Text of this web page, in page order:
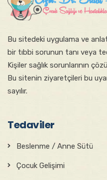
Bu sitede​ki​​ uygulama ve
bir tıbbi sorunun tanı veya
Kişiler sağlık sorunlarının
Bu sitenin ziyaretçileri bu
sayılır.
Tedaviler
Beslenme / Anne Sütü
Çocuk Gelişimi